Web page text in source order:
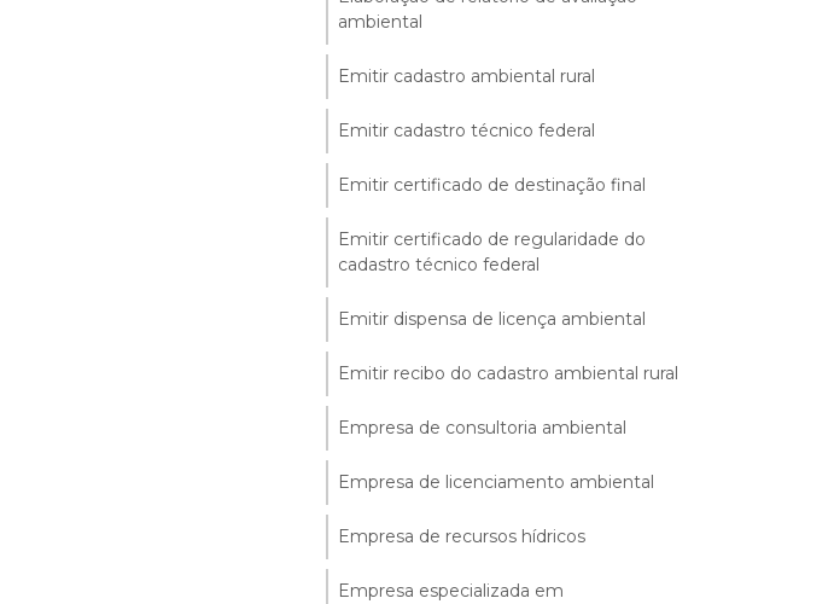
ambiental
Emitir cadastro ambiental rural
Emitir cadastro técnico federal
Emitir certificado de destinação final
Emitir certificado de regularidade do
cadastro técnico federal
Emitir dispensa de licença ambiental
Emitir recibo do cadastro ambiental rural
Empresa de consultoria ambiental
Empresa de licenciamento ambiental
Empresa de recursos hídricos
Empresa especializada em